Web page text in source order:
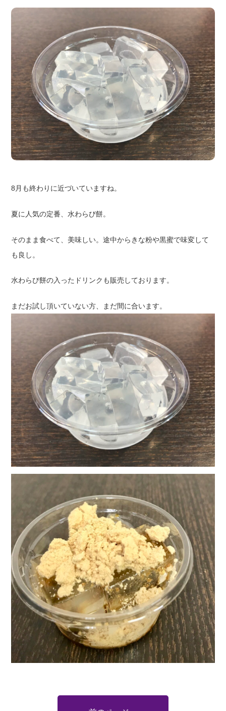
8月も終わりに近づいていますね。
夏に人気の定番、水わらび餅。
そのまま食べて、美味しい。途中からきな粉や黒蜜で味変して
も良し。
水わらび餅の入ったドリンクも販売しております。
まだお試し頂いていない方、まだ間に合います。